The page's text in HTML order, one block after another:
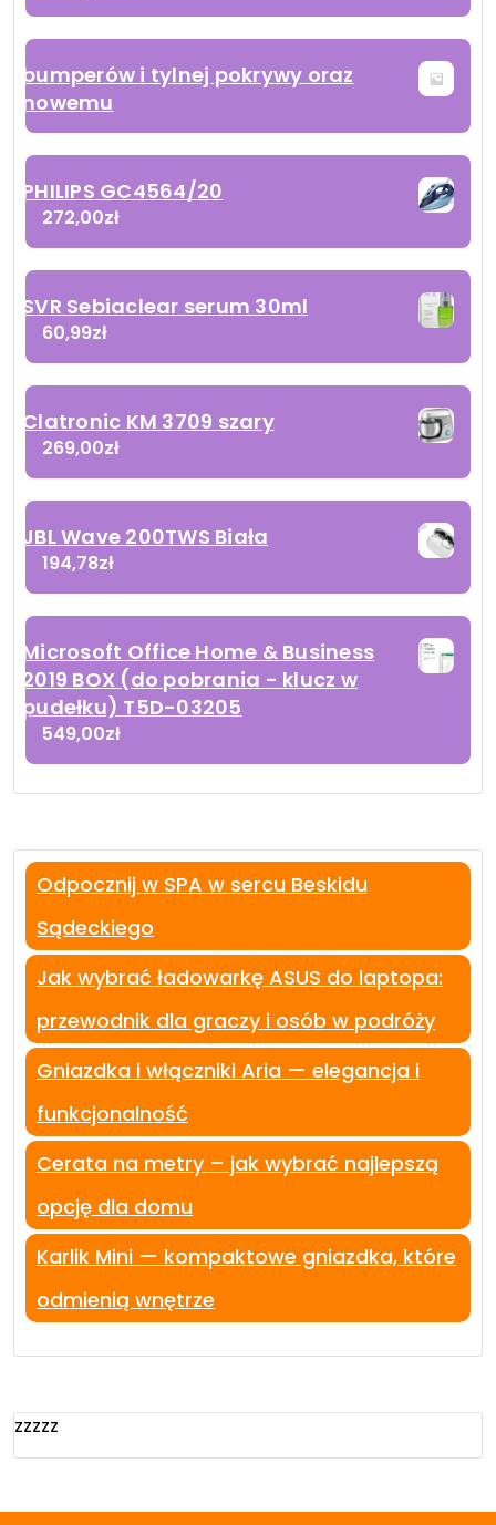
bumperów i tylnej pokrywy oraz
nowemu
PHILIPS GC4564/20
272,00zł
SVR Sebiaclear serum 30ml
60,99zł
Clatronic KM 3709 szary
269,00zł
JBL Wave 200TWS Biała
194,78zł
Microsoft Office Home & Business
2019 BOX (do pobrania - klucz w
pudełku) T5D-03205
549,00zł
Odpocznij w SPA w sercu Beskidu
Sądeckiego
Jak wybrać ładowarkę ASUS do laptopa:
przewodnik dla graczy i osób w podróży
Gniazdka i włączniki Aria — elegancja i
funkcjonalność
Cerata na metry – jak wybrać najlepszą
opcję dla domu
Karlik Mini — kompaktowe gniazdka, które
odmienią wnętrze
zzzzz